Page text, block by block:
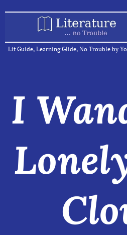
Lit Guide, Learning Glide, No Trouble by
I